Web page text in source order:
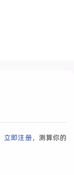
立即注册，测算你的